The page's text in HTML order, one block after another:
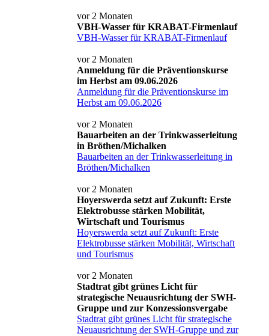
vor 2 Monaten
VBH-Wasser für KRABAT-Firmenlauf
VBH-Wasser für KRABAT-Firmenlauf
vor 2 Monaten
Anmeldung für die Präventionskurse
im Herbst am 09.06.2026
Anmeldung für die Präventionskurse im
Herbst am 09.06.2026
vor 2 Monaten
Bauarbeiten an der Trinkwasserleitung
in Bröthen/Michalken
Bauarbeiten an der Trinkwasserleitung in
Bröthen/Michalken
vor 2 Monaten
Hoyerswerda setzt auf Zukunft: Erste
Elektrobusse stärken Mobilität,
Wirtschaft und Tourismus
Hoyerswerda setzt auf Zukunft: Erste
Elektrobusse stärken Mobilität, Wirtschaft
und Tourismus
vor 2 Monaten
Stadtrat gibt grünes Licht für
strategische Neuausrichtung der SWH-
Gruppe und zur Konzessionsvergabe
Stadtrat gibt grünes Licht für strategische
Neuausrichtung der SWH-Gruppe und zur